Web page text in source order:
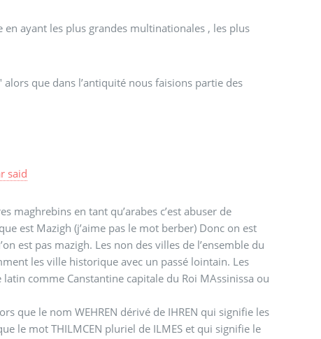
ayant les plus grandes multinationales , les plus
que dans l’antiquité nous faisions partie des
said
maghrebins en tant qu’arabes c’est abuser de
est Mazigh (j’aime pas le mot berber) Donc on est
est pas mazigh. Les non des villes de l’ensemble du
les ville historique avec un passé lointain. Les
comme Canstantine capitale du Roi MAssinissa ou
que le nom WEHREN dérivé de IHREN qui signifie les
le mot THILMCEN pluriel de ILMES et qui signifie le